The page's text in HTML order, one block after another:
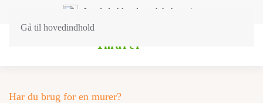
Gå til hovedindhold
Landsdækkende og lokal service
Har du brug for en murer?